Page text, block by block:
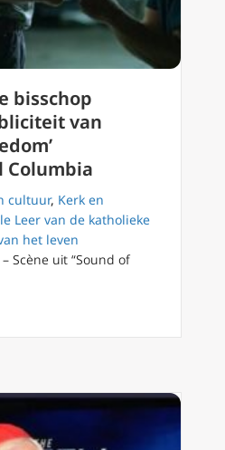
bisschop
van
cultuur, Kerk en
Leer van de katholieke
het leven
Scène uit “Sound of
bisschop dankbaar